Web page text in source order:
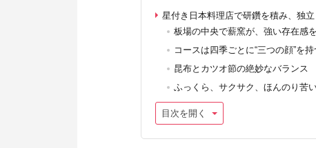
星付き日本料理店で研鑽を積み、独立
板場の中央で薪窯が、強い存在感
コースは四季ごとに“三つの顔”を持
昆布とカツオ節の絶妙なバランス
ふっくら、サクサク、ほんのり苦
目次を開く